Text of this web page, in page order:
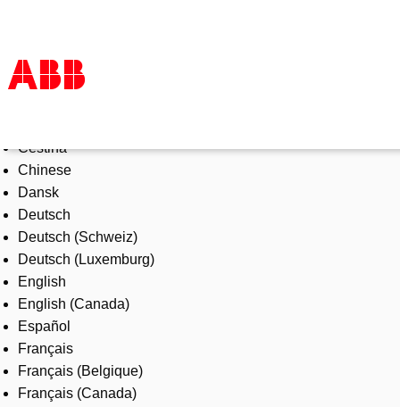
Products & Solutions
Industries
Services
About us
Where to buy
Contact us
Careers
Čeština
Chinese
Dansk
Deutsch
Deutsch (Schweiz)
Deutsch (Luxemburg)
English
English (Canada)
Español
Français
Français (Belgique)
Français (Canada)